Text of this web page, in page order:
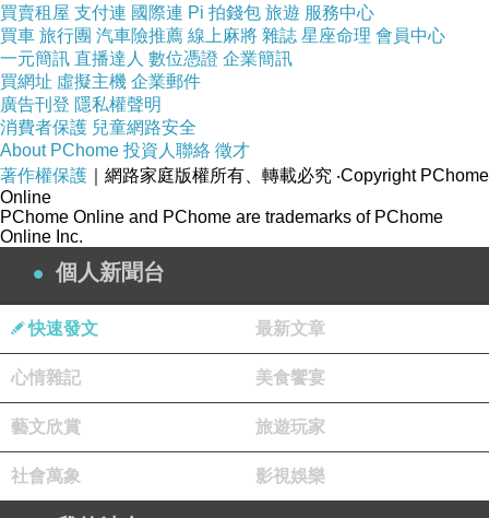
開闢鴻荒碣
同治年間，日軍侵台，吳光亮受命籌劃開山撫番事宜，並
親題於集集埔草嶺腳濁水溪畔巨石上，隨後並遣人入山探
路，於光緒元年開闢了『八通關古道』，造福於後其精神
之偉烈，開闢鴻荒碣紀實以足垂範千古。內政部指定此碣
為國家一級古蹟，於2001年由經濟部水資源局補助，施設
古蹟周邊環境整理、綠美化及改善排水設施。開闢鴻荒碣
字體雄勁有力，饒富古意。前有集集大橋舊橋墩，後比鄰
買賣租屋 支付連 國際連 Pi 拍錢包 旅遊 服務中心
買車 旅行團 汽車險推薦 線上麻將 雜誌 星座命理 會員中心
一元簡訊 直播達人 數位憑證 企業簡訊
買網址 虛擬主機 企業郵件
廣告刊登 隱私權聲明
消費者保護 兒童網路安全
About PChome 投資人聯絡 徵才
著作權保護 ｜網路家庭版權所有、轉載必究 ‧Copyright PChome
Online
PChome Online and PChome are trademarks of PChome
Online Inc.
個人新聞台
快速發文 最新文章
心情雜記 美食饗宴
藝文欣賞 旅遊玩家
社會萬象 影視娛樂